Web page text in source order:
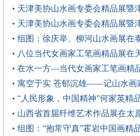
• 天津美协山水画专委会精品展暨
• 天津美协山水画专委会精品展暨
• 组图：徐庆举、柳河山水画展在
• 八位当代女画家工笔画精品展在
• 在水一方—当代女画家工笔画精
• 寓空于实 苍郁沉雄——记山水画
• “人民形象，中国精神”何家英精
• 山西省首届纤维艺术作品展在太
• 组图：“抱常守真”霍岩中国画精